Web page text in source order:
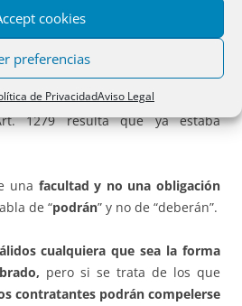
cookies
preferencias
de PrivacidadAviso Legal
y el Tribunal Supremo dan una
espiritualista
de la exigencia de
conclusiones
esencial para la existencia del
1279 resulta que ya estaba
una facultad y no una obligación
de “podrán” y no de “deberán”.
cualquiera que sea la forma
pero si se trata de los que
contratantes podrán compelerse